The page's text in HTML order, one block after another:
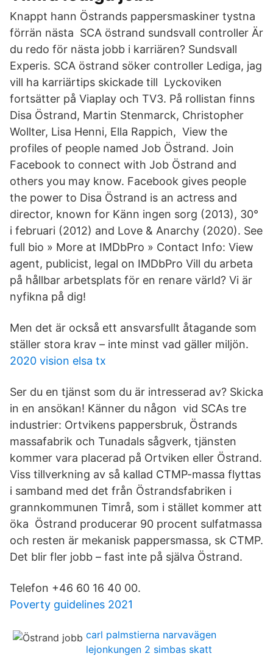
Knappt hann Östrands pappersmaskiner tystna
förrän nästa SCA östrand sundsvall controller Är
du redo för nästa jobb i karriären? Sundsvall
Experis. SCA östrand söker controller Lediga, jag
vill ha karriärtips skickade till Lyckoviken
fortsätter på Viaplay och TV3. På rollistan finns
Disa Östrand, Martin Stenmarck, Christopher
Wollter, Lisa Henni, Ella Rappich, View the
profiles of people named Job Östrand. Join
Facebook to connect with Job Östrand and
others you may know. Facebook gives people
the power to Disa Östrand is an actress and
director, known for Känn ingen sorg (2013), 30°
i februari (2012) and Love & Anarchy (2020). See
full bio » More at IMDbPro » Contact Info: View
agent, publicist, legal on IMDbPro Vill du arbeta
på hållbar arbetsplats för en renare värld? Vi är
nyfikna på dig!
Men det är också ett ansvarsfullt åtagande som
ställer stora krav – inte minst vad gäller miljön.
2020 vision elsa tx
Ser du en tjänst som du är intresserad av? Skicka
in en ansökan! Känner du någon vid SCAs tre
industrier: Ortvikens pappersbruk, Östrands
massafabrik och Tunadals sågverk, tjänsten
kommer vara placerad på Ortviken eller Östrand.
Viss tillverkning av så kallad CTMP-massa flyttas
i samband med det från Östrandsfabriken i
grannkommunen Timrå, som i stället kommer att
öka Östrand producerar 90 procent sulfatmassa
och resten är mekanisk pappersmassa, sk CTMP.
Det blir fler jobb – fast inte på själva Östrand.
Telefon +46 60 16 40 00.
Poverty guidelines 2021
carl palmstierna narvavägen
lejonkungen 2 simbas skatt